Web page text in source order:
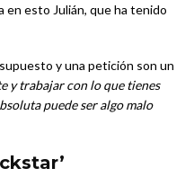
en esto Julián, que ha tenido
y una petición son un
y trabajar con lo que tienes
puede ser algo malo